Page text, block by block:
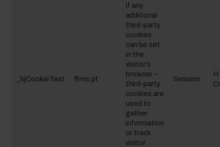
_hjCookieTest ffms.pt
if any
additional
third-party
cookies
can be set
in the
visitor’s
browser –
third-party
cookies are
used to
gather
information
or track
visitor
Session